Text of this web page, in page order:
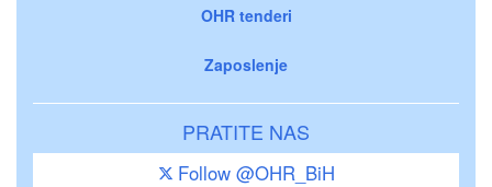
OHR tenderi
Zaposlenje
PRATITE NAS
Follow @OHR_BiH